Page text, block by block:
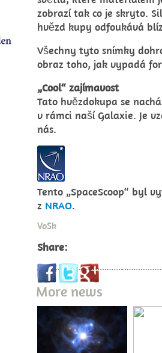
zobrazí tak co je skryto.
hvězd kupy odfoukává
Všechny tyto snímky
obraz toho, jak vypadá
„Cool“ zajímavost
Tato hvězdokupa se
v rámci naší Galaxie. Je
nás.
Tento „SpaceScoop“ byl
z NRAO.
VoSk
Share:
More news